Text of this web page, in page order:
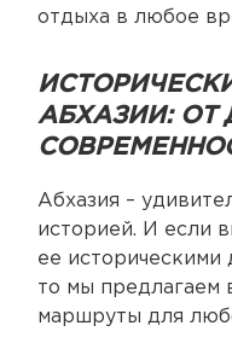
отдыха в любое
АБХАЗИИ: ОТ
Абхазия –
историей. И если
ее историческими
то мы предлагаем
маршруты для